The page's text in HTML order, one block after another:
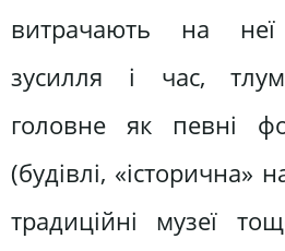
витрачають на неї
зусилля і час,
головне як певні
(будівлі, «історична»
традиційні музеї